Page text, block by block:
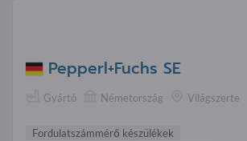
Pepperl+Fuchs SE
Gyártó Németország Világszerte
Fordulatszámmérő készülékek